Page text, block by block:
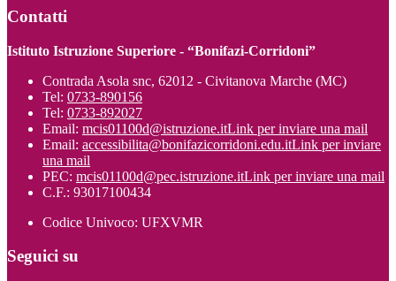
Contatti
Istituto Istruzione Superiore - “Bonifazi-Corridoni”
Contrada Asola snc, 62012 - Civitanova Marche (MC)
Tel: 0733-890156
Tel: 0733-892027
Email: mcis01100d@istruzione.itLink per inviare una mail
Email: accessibilita@bonifazicorridoni.edu.itLink per inviare
una mail
PEC: mcis01100d@pec.istruzione.itLink per inviare una mail
C.F.: 93017100434
Codice Univoco: UFXVMR
Seguici su